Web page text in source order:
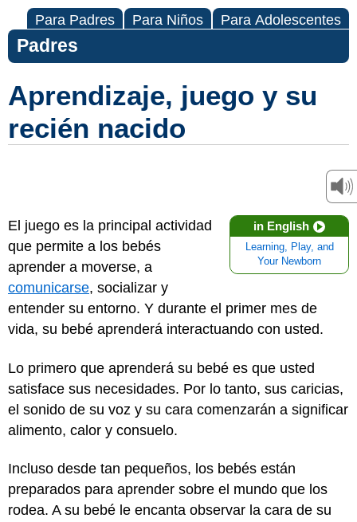
Para Padres Para Niños Para Adolescentes
Padres
Aprendizaje, juego y su
recién nacido
in English
Learning, Play, and
Your Newborn
El juego es la principal actividad
que permite a los bebés
aprender a moverse, a
comunicarse, socializar y
entender su entorno. Y durante el primer mes de
vida, su bebé aprenderá interactuando con usted.
Lo primero que aprenderá su bebé es que usted
satisface sus necesidades. Por lo tanto, sus caricias,
el sonido de su voz y su cara comenzarán a significar
alimento, calor y consuelo.
Incluso desde tan pequeños, los bebés están
preparados para aprender sobre el mundo que los
rodea. A su bebé le encanta observar la cara de su